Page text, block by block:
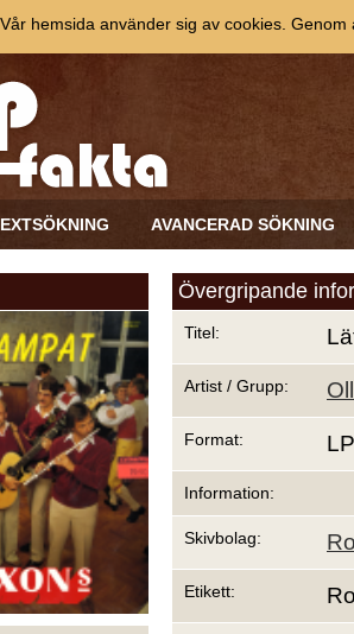
AVANCERAD SÖKNING
Övergripande
Titel:
Artist / Grupp:
Format: LP
Information:
Skivbolag:
Etikett:
Vår hemsida använder sig av cookies.